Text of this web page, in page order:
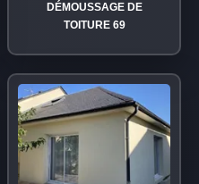
DÉMOUSSAGE DE
TOITURE 69